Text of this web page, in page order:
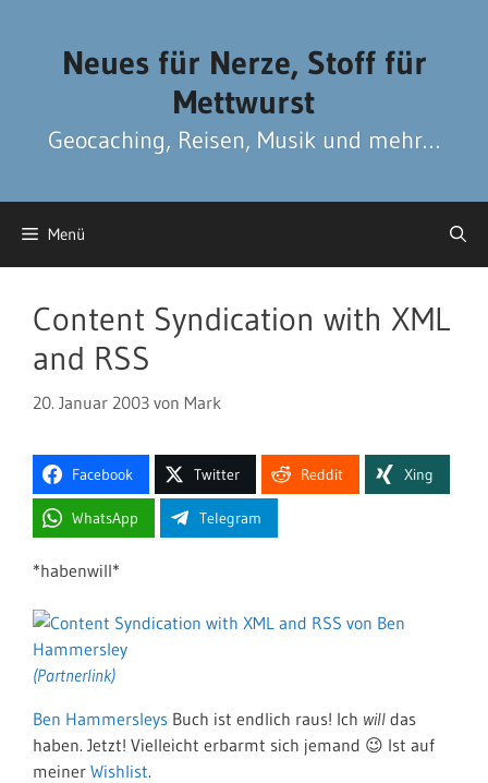
Neues für Nerze, Stoff für
Mettwurst
Geocaching, Reisen, Musik und mehr…
Menü
Content Syndication with XML
and RSS
20. Januar 2003 von Mark
Facebook Twitter Reddit Xing
WhatsApp Telegram
*habenwill*
Ben Hammersleys Buch ist endlich raus! Ich will das
haben. Jetzt! Vielleicht erbarmt sich jemand 😉 Ist auf
meiner Wishlist.